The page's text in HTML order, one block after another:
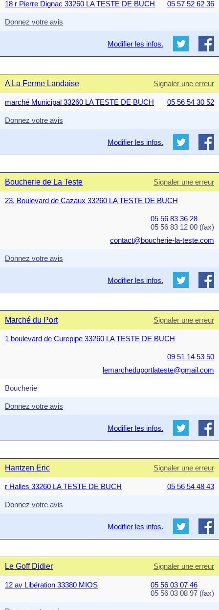
18 r Pierre Dignac 33260 LA TESTE DE BUCH 05 57 52 62 36
Donnez votre avis
Modifier les infos.
A La Ferme Landaise Signaler une erreur
marché Municipal 33260 LA TESTE DE BUCH 05 56 54 30 52
Donnez votre avis
Modifier les infos.
Boucherie de La Teste Signaler une erreur
23, Boulevard de Cazaux 33260 LA TESTE DE BUCH
05 56 83 36 28
05 56 83 12 00 (fax)
contact@boucherie-la-teste.com
Donnez votre avis
Modifier les infos.
Marché du Port Signaler une erreur
1 boulevard de Curepipe 33260 LA TESTE DE BUCH
09 51 14 53 50
lemarcheduportlateste@gmail.com
Boucherie
Donnez votre avis
Modifier les infos.
Hantzen Eric Signaler une erreur
r Halles 33260 LA TESTE DE BUCH 05 56 54 48 43
Donnez votre avis
Modifier les infos.
Le Goff Didier Signaler une erreur
12 av Libération 33380 MIOS
05 56 03 07 46
05 56 03 08 97 (fax)